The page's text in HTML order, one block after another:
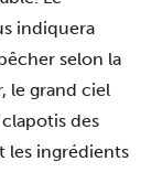
indiquera
selon la
le grand ciel
des
les ingrédients